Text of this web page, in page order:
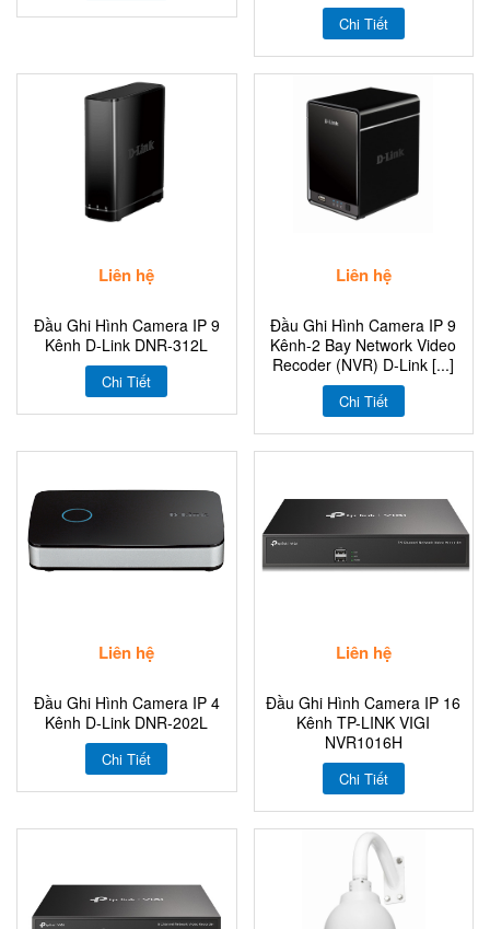
Chi Tiết
Liên hệ
Đầu Ghi Hình Camera IP 9
Kênh D-Link DNR-312L
Chi Tiết
Liên hệ
Đầu Ghi Hình Camera IP 9
Kênh-2 Bay Network Video
Recoder (NVR) D-Link [...]
Chi Tiết
Liên hệ
Đầu Ghi Hình Camera IP 4
Kênh D-Link DNR-202L
Chi Tiết
Liên hệ
Đầu Ghi Hình Camera IP 16
Kênh TP-LINK VIGI
NVR1016H
Chi Tiết